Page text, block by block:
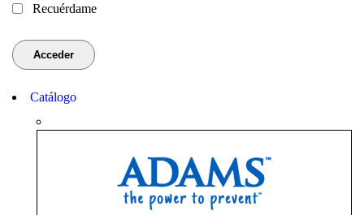
Recuérdame
Catálogo